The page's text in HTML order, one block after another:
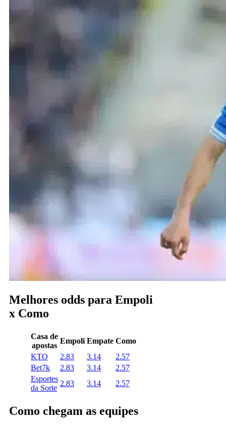
Melhores odds para Empoli
x Como
Casa de
apostas
Empoli Empate Como
KTO
2.83 3.14
2.57
Bet7k
2.83 3.14
2.57
Esportes
da Sorte
2.83 3.14 2.57
Como chegam as equipes